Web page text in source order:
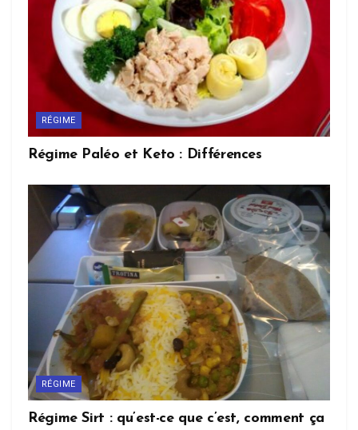
RÉGIME
Régime Paléo et Keto : Différences
RÉGIME
Régime Sirt : qu’est-ce que c’est, comment ça